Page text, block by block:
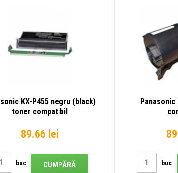
KX-P455 negru (black)
toner compatibil
89.66 lei
buc CUMPĂRĂ
Panasonic
buc